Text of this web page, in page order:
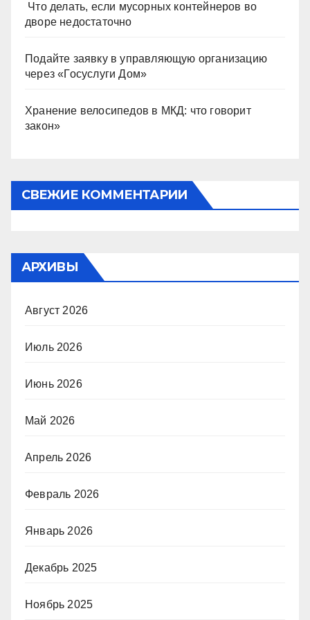
Что делать, если мусорных контейнеров во
дворе недостаточно
Подайте заявку в управляющую организацию
через «Госуслуги Дом»
Хранение велосипедов в МКД: что говорит
закон»
СВЕЖИЕ КОММЕНТАРИИ
АРХИВЫ
Август 2026
Июль 2026
Июнь 2026
Май 2026
Апрель 2026
Февраль 2026
Январь 2026
Декабрь 2025
Ноябрь 2025